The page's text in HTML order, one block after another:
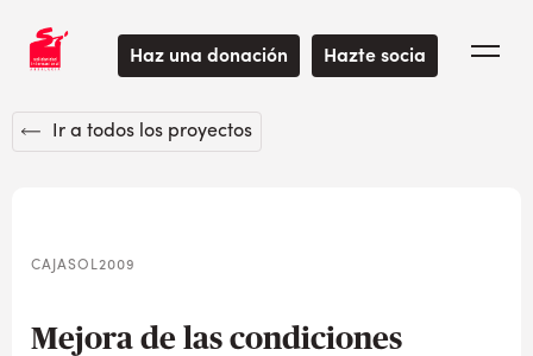
Haz una donación Hazte socia
Ir a todos los proyectos
CAJASOL2009
Mejora de las condiciones